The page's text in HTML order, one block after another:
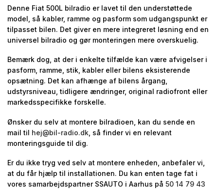
Denne Fiat 500L bilradio er lavet til den understøttede
model, så kabler, ramme og pasform som udgangspunkt er
tilpasset bilen. Det giver en mere integreret løsning end en
universel bilradio og gør monteringen mere overskuelig.
Bemærk dog, at der i enkelte tilfælde kan være afvigelser i
pasform, ramme, stik, kabler eller bilens eksisterende
opsætning. Det kan afhænge af bilens årgang,
udstyrsniveau, tidligere ændringer, original radiofront eller
markedsspecifikke forskelle.
Ønsker du selv at montere bilradioen, kan du sende en
mail til hej@bil-radio.dk , så finder vi en relevant
monteringsguide til dig.
Er du ikke tryg ved selv at montere enheden, anbefaler vi,
at du får hjælp til installationen. Du kan enten tage fat i
vores samarbejdspartner SSAUTO i Aarhus på 50 14 79 43